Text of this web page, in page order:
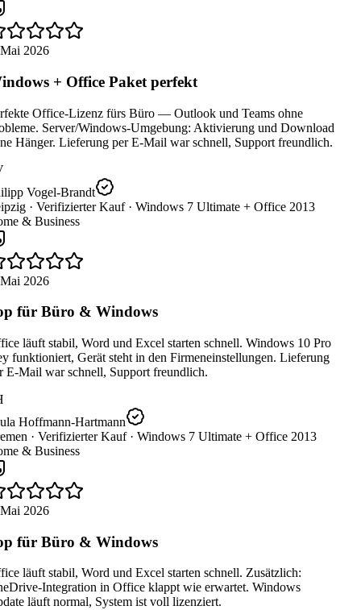
2026
+ Office Paket perfekt
Office-Lizenz fürs Büro — Outlook und Teams ohne
Server/Windows-Umgebung: Aktivierung und Download
Hänger. Lieferung per E-Mail war schnell, Support freundlich.
Vogel-Brandt
· Verifizierter Kauf · Windows 7 Ultimate + Office 2013
& Business
2026
für Büro & Windows
läuft stabil, Word und Excel starten schnell. Windows 10 Pro
funktioniert, Gerät steht in den Firmeneinstellungen. Lieferung
E-Mail war schnell, Support freundlich.
Hoffmann-Hartmann
· Verifizierter Kauf · Windows 7 Ultimate + Office 2013
& Business
2026
für Büro & Windows
läuft stabil, Word und Excel starten schnell. Zusätzlich:
Integration in Office klappt wie erwartet. Windows
läuft normal, System ist voll lizenziert.